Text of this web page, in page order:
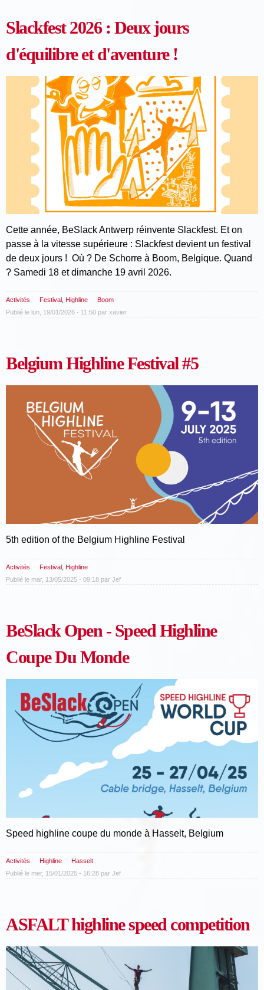
Slackfest 2026 : Deux jours
d'équilibre et d'aventure !
Cette année, BeSlack Antwerp réinvente Slackfest. Et on
passe à la vitesse supérieure : Slackfest devient un festival
de deux jours ! Où ? De Schorre à Boom, Belgique. Quand
? Samedi 18 et dimanche 19 avril 2026.
Activités Festival Highline
Boom
Publié le lun, 19/01/2026 - 11:50 par xavier
Belgium Highline Festival #5
5th edition of the Belgium Highline Festival
Activités Festival Highline
Publié le mar, 13/05/2025 - 09:18 par Jef
BeSlack Open - Speed Highline
Coupe Du Monde
Speed highline coupe du monde à Hasselt, Belgium
Activités Highline
Hasselt
Publié le mer, 15/01/2025 - 16:28 par Jef
ASFALT highline speed competition